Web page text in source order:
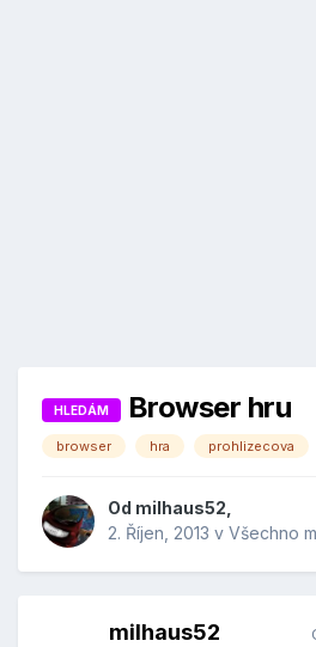
HLEDÁM Browser hru
browser hra prohlizecova
Od milhaus52
2. Říjen, 2013 v Všechno
milhaus52